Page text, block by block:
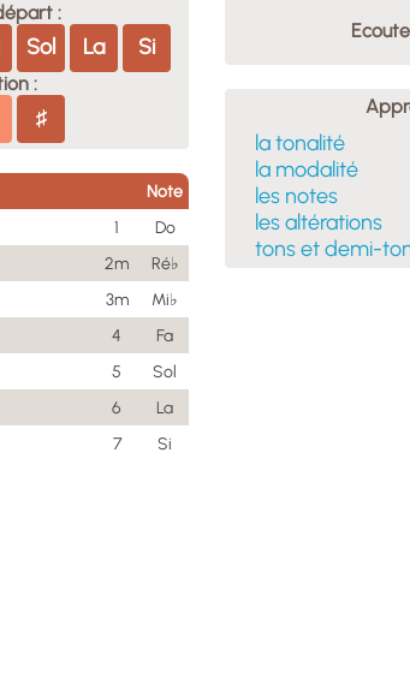
:
Sol La Si
:
♯
Note
1
Do
2m
Ré♭
3m
Mi♭
4
Fa
5
Sol
6
La
7 Si
la tonalité
la modalité
les notes
les altérations
tons et demi-